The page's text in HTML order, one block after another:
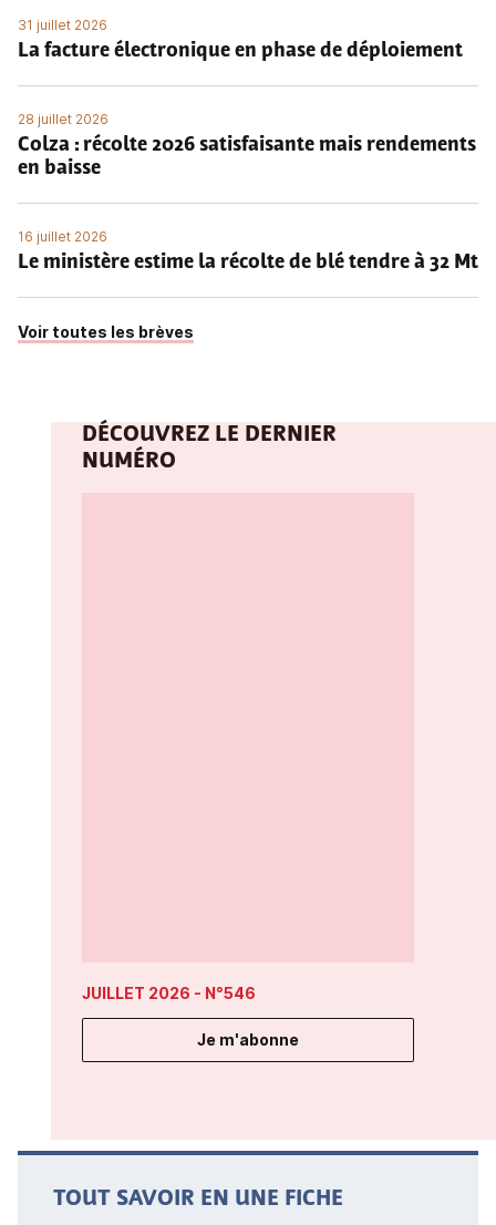
31 juillet 2026
La facture électronique en phase de déploiement
28 juillet 2026
Colza : récolte 2026 satisfaisante mais rendements
en baisse
16 juillet 2026
Le ministère estime la récolte de blé tendre à 32 Mt
Voir toutes les brèves
DÉCOUVREZ LE DERNIER
NUMÉRO
JUILLET 2026 - N°546
Je m'abonne
TOUT SAVOIR EN UNE FICHE